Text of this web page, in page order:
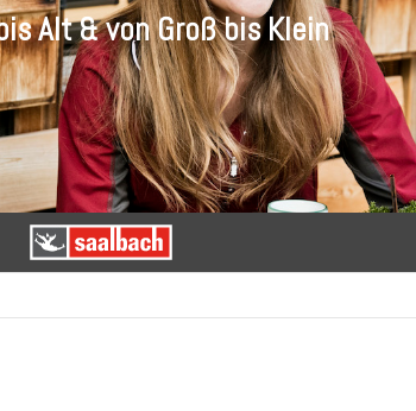
Alt & von Groß bis Klein